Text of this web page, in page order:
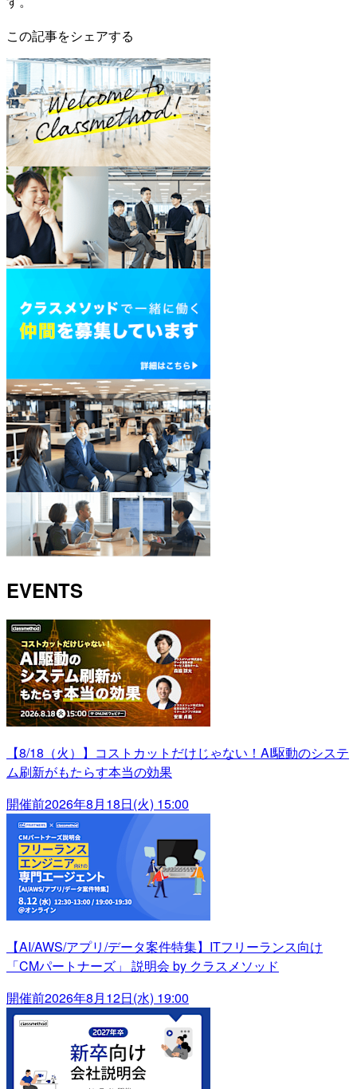
この記事をシェアする
EVENTS
【8/18（火）】コストカットだけじゃない！AI駆動のシステ
ム刷新がもたらす本当の効果
開催前2026年8月18日(火) 15:00
【AI/AWS/アプリ/データ案件特集】ITフリーランス向け
「CMパートナーズ」 説明会 by クラスメソッド
開催前2026年8月12日(水) 19:00